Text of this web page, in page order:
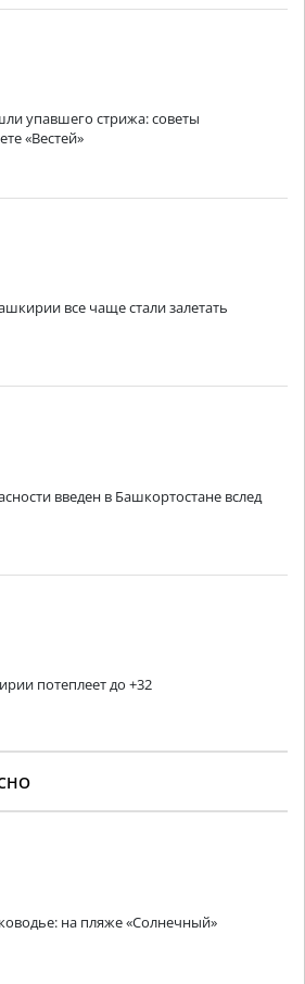
упавшего стрижа: советы
«Вестей»
все чаще стали залетать
введен в Башкортостане вслед
потеплеет до +32
на пляже «Солнечный»